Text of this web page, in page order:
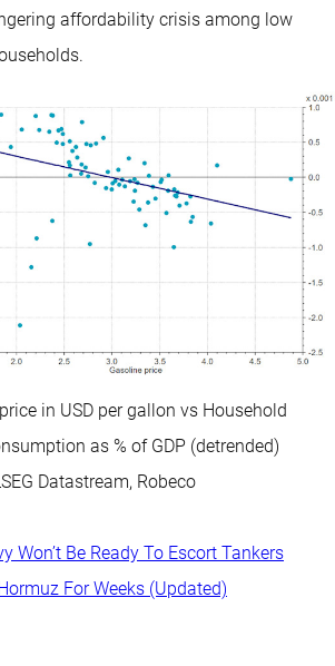
affordability crisis among low
in USD per gallon vs Household
as % of GDP (detrended)
Datastream, Robeco
Won’t Be Ready To Escort Tankers
For Weeks (Updated)